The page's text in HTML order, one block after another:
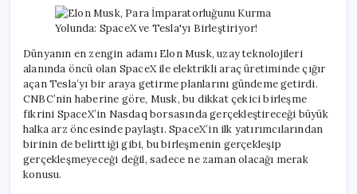
Yolunda:
ve
Tesla’yı
Birleştiriyor!
için
Dünyanın en zengin adamı Elon Musk, uzay teknolojileri
alanında öncü olan SpaceX ile elektrikli araç üretiminde çığır
açan Tesla’yı bir araya getirme planlarını gündeme getirdi.
CNBC’nin haberine göre, Musk, bu dikkat çekici birleşme
fikrini SpaceX’in Nasdaq borsasında gerçekleştireceği büyük
halka arz öncesinde paylaştı. SpaceX’in ilk yatırımcılarından
birinin de belirttiği gibi, bu birleşmenin gerçekleşip
gerçekleşmeyeceği değil, sadece ne zaman olacağı merak
konusu.